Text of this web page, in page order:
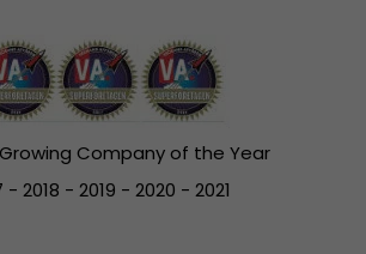
Company of the Year
- 2018 - 2019 - 2020 - 2021